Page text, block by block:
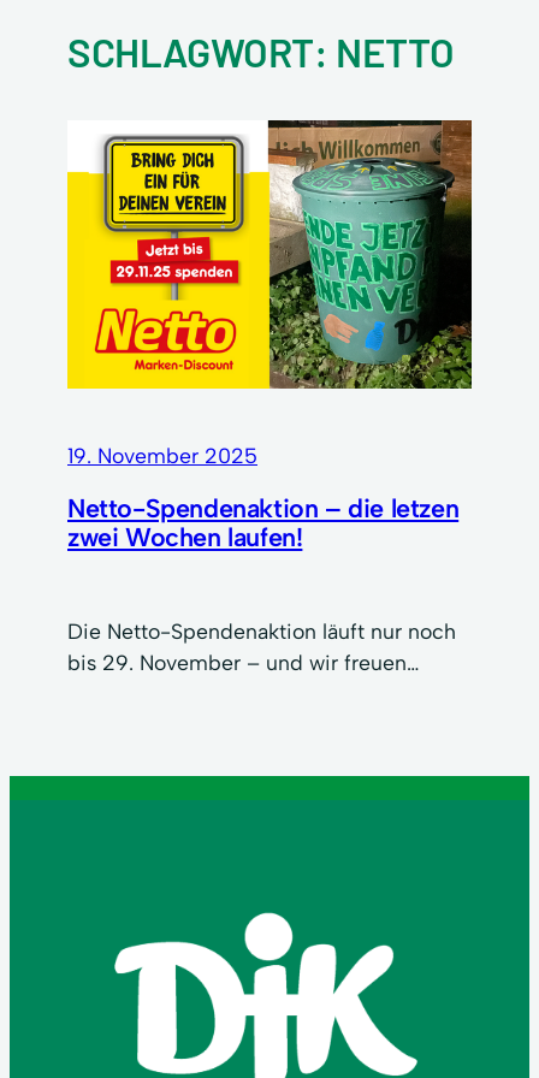
SCHLAGWORT: NETTO
19. November 2025
Netto-Spendenaktion – die letzen
zwei Wochen laufen!
Die Netto-Spendenaktion läuft nur noch
bis 29. November – und wir freuen…